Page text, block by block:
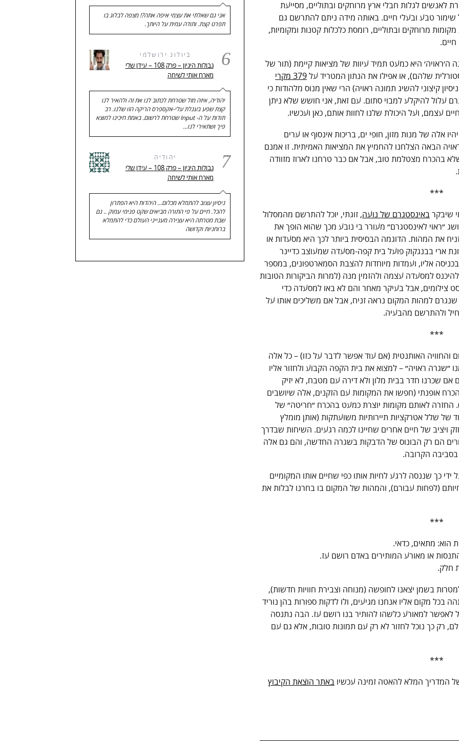
לאנשים לגלות חבלי ארץ מרוחקים ובתוליים, מסייעת
שימור טבע ובעלי חיים. באותה מידה ניתם להתרשם גם
מרוחקים ובתוליים, רומסת כלכלות קטנות ומקומיות,
היא כמעט תמיד עיוות של מציאות קיימת (תור של
שלהם), או אפילו את הנתון המטריד על
379 מקרי
קיצוני להשיג תמונה ראויה) הרי שאין מנוס מלהודות כי
עלול להיקלע למבוי סתום. עם זאת, אני חושש שלא ניתן
עצמם, ועל היכולת שלנו לחוות אותם, כאן ועכשיו.
אלה של מנות מזון, חופי ים, בריכות אינסוף או ערים
הבאה הצלחנו להחמיץ את המציאות האמיתית. זו אמנם
בהכרח מצטלמת טוב, אבל אם כבר טרחנו לארוז מזוודה
***
שיבקר באינסטגרם של נועה, זוגתי, יוכל להתרשם מהמסלול
״ראוי לאינסטגרם״ מעורר בי נובע מכך שהוא הופך את
את המהות. הדוגמה הבסיסית ביותר לכך היא מסעדות או
ארי בבנגקוק פועל בית קפה-מסעדה שמעוצב כדיינר
אליו, ועמדות מיוחדות להצבת הסמארטפונים, במספר
להיכנס למסעדה עצמה ולהזמין מנה (למרות הביקורות הטובות
צילומים, אבל בעיקר מאחר והם לא באו למסעדה כדי
למהות המקום נראה זניח, אבל אם משליכים אותו על
ולהתרשם מהבעיה.
***
האותנטית (אם עוד אפשר לדבר על כזו) – כל אלה
״שגרה ראויה״ – למצוא את בית הקפה הקבוע ולחזור אליו
שכרנו חדר בבית מלון ולא דירה עם מטבח, לא יזיק
אופנתי (חפשו את המקומות עם הזקנים, אלה שיושבים
החזרה לאותם מקומות יוצרת כמעט בהכרח ״חריטה״ של
של שלל אטרקציות תיירותיות משועתקות (אותן מומלץ
ויציב של חיים אחרים שחיינו לכמה רגעים. השיחות שבדרך
הם רק הבונוס של הדבקות בשגרה החדשה, והם גם אלה
בסביבה הקרובה.
כך שננסה לרגע לחיות אותו כפי שחיים אותו המקומיים
(לפחות עבורם), והמהות של המקום בו בחרנו לבלות את
***
הוא: מתאים, כדאי.
או מאורע המותירים באדם רושם עז.
חלק.
בשמן יצאנו לחופשה (מנוחה וצבירת חוויות חדשות),
מקום אליו אנחנו מגיעים, ולו לדקות ספורות בהן נוריד
לאפשר למאורע כלשהו להותיר בנו רושם עז. הבה נתנסה
רק כך נוכל לחזור לא רק עם תמונות טובות, אלא גם עם
***
המדריך המלא להאטה זמינה עכשיו באתר הוצאת הקיבוץ
אני גם שאלתי את עצמי איפה אתה?! מצפה לבלוג בו
תפרט קצת. ותודה עמית על היותך.
6 ביולוג ירושלמי
גבולות היגיון – פרק 108 – עידן שלי
מארח אותי לשיחה
יהודיה, איזה מזל שטרחת לכתוב לנו את זה ולהאיר לנו
קצת שפע בעגלת עלי-אקספרס הריקה הזו שלנו. רב
תודות על ה- Input שטרחת לרשום. באמת חיכינו למוצא
פיך ושתאירי לנו…
7 יהודיה
גבולות היגיון – פרק 108 – עידן שלי
מארח אותי לשיחה
ניסיון עצוב להתמלא מכלום... היהדות היא הפתרון
להכל. חיים על פי התורה מביאים שקט פנימי עמוק .. גם
שבת מטרתה היא עצירה מענייני העולם כדי להתמלא
ברוחניות וקדושה